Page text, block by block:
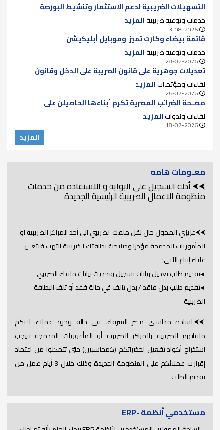
التسهيلات الضريبية لدعم الاستثمار وتنشيط البورصة
خدمات وتوعيه ضريبيةالمزيد
3-08-2026
قائمة بيضاء وكارت تميز وموبايل أبليكيشن
خدمات وتوعيه ضريبيةالمزيد
28-07-2026
تعديلات جوهرية على قانون الضريبة على الدخل وقانون
الضريبة على الدمغة للقضاء على الازدواج الضريبي ودعم سوق
الأوراق المالية
لقاءات ومؤتمراتالمزيد
26-07-2026
مصلحة الضرائب المصرية تكرم أبناءها الحاصيلن على
الماجستير والدكتوراه لعام 2025..
لقاءات وندواتالمزيد
18-07-2026
المزيد
معلومات هامه
⮜⮜ أدلة التسجيل على البوابة و الاستفادة من خدمات
منظومة الاعمال الضريبية الرئيسية الجديدة
⮜⮜عزيزي الممول حال نقل ملفك الضريبي الى أحد المراكز الضريبية او
المأموريات المدمجة مؤخرا وصلاحية بطاقتك الضريبية انتهت فيتعين
عليك إتباع الآتي:
◂تقديم طلب تعديل بيانات تسجيل وتحديث بيانات ملفك الضريبي
◂تقديم طلب بدل فاقد / بدل تالف في حالة فقد أو تلف البطاقة
الضريبية
⮜⮜السادة محاسبي مصر الشرفاء، في حالة وجود عملاء لديكم
ملفاتهم الضريبية بالمراكز الضريبية أو المأموريات المدمجة فيجب
استخراج أكواد تفعيل لحضراتكم (كمحاسبين) حتى تتمكنوا من اعتماد
إقرارات عملائكم على المنظومة الجديدة وذلك خلال 3 أيام عمل من
تقديم الطلب
مستخدمي أنظمة -ERP